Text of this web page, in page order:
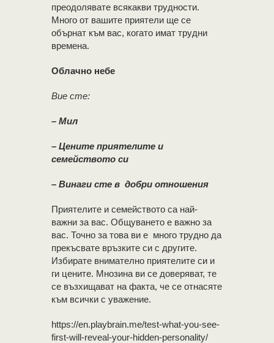
преодолявате всякакви трудности.
Много от вашите приятели ще се
обърнат към вас, когато имат трудни
времена.
Облачно небе
Вие сте:
– Мил
– Цените приятелите и
семейството си
– Винаги сте в добри отношения
Приятелите и семейството са най-
важни за вас. Общуването е важно за
вас. Точно за това ви е много трудно да
прекъсвате връзките си с другите.
Избирате внимателно приятелите си и
ги цените. Мнозина ви се доверяват, те
се възхищават на факта, че се отнасяте
към всички с уважение.
https://en.playbrain.me/test-what-you-see-
first-will-reveal-your-hidden-personality/